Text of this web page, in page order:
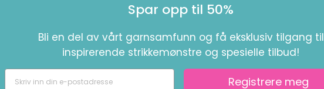
Spar opp til 50%
Bli en del av vårt garnsamfunn og få eksklusiv tilgang til
inspirerende strikkemønstre og spesielle tilbud!
Registrere meg